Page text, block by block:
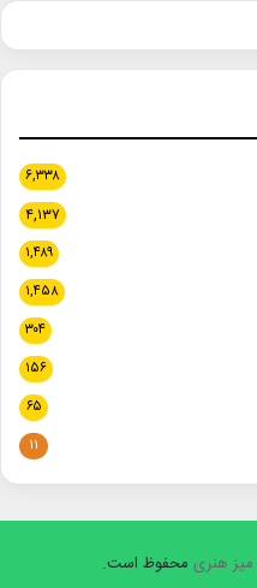
۶,۳۳۸
۴,۱۳۷
۱,۴۸۹
۱,۴۵۸
۳۰۴
۱۵۶
۶۵
۱۱
میز هنری محفوظ است.